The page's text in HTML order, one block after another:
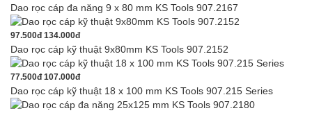
Dao rọc cáp đa năng 9 x 80 mm KS Tools 907.2167
97.500đ134.000đ
Dao rọc cáp kỹ thuật 9x80mm KS Tools 907.2152
77.500đ107.000đ
Dao rọc cáp kỹ thuật 18 x 100 mm KS Tools 907.215 Series